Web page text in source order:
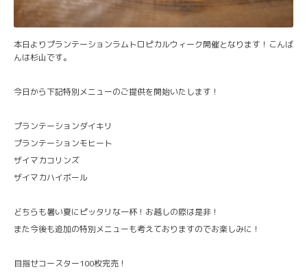
本日よりプランテーションラムトロピカルウィーク開催となります！こんば
んは杉山です。
今日から下記特別メニューのご提供を開始いたします！
プランテーションダイキリ
プランテーションモヒート
ザイマカコリンズ
ザイマカハイボール
どちらも暑い夏にピッタリな一杯！お越しの際は是非！
また今後も追加の特別メニューも考えておりますのでお楽しみに！
目指せコースター100枚完売！